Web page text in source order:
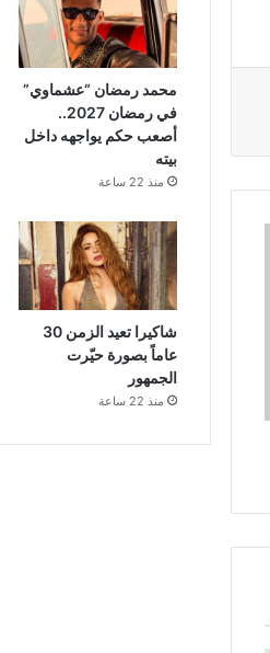
محمد رمضان “عشماوي”
في رمضان 2027..
أصعب حكم يواجهه داخل
بيته
منذ 22 ساعة
شاكيرا تعيد الزمن 30
عاماً بصورة حيّرت
الجمهور
منذ 22 ساعة